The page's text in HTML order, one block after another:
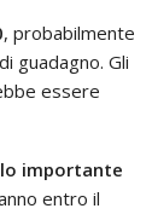
, probabilmente
guadagno. Gli
essere
importante
entro il